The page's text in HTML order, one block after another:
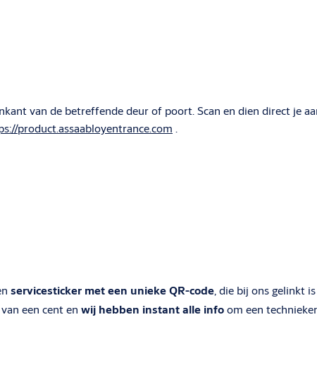
van de betreffende deur of poort. Scan en dien direct je
product.assaabloyentrance.com
servicesticker met een unieke QR-code , die bij ons gelinkt
een cent en wij hebben instant alle infoom een